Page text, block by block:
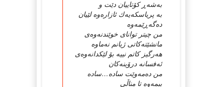
به‌شه‌ڕ كۆتاییان دێت و
به‌ پریاسكه‌یه‌ك ئازاره‌وه‌ لێیان
ده‌گه‌ڕێمه‌وه‌
من چیتر توانای خوێندنه‌وه‌ی
مانشێته‌كاتی ژیانم نه‌ماوه‌
هه‌رگیز كاتم نییه‌ بۆ لێكدانه‌وه‌ی
ئه‌فسانه‌ درۆینه‌كان
من ده‌مه‌وێت ساده‌…ساده‌
ببمه‌وه‌ تا مناڵی